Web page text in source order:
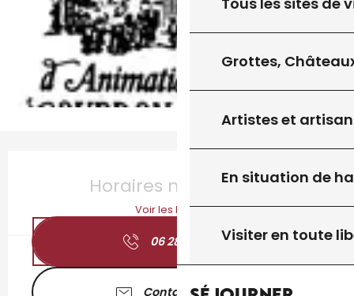
Grottes,
Artistes et
En situation de
Visiter en toute
Horaires non définis
Voir les horaires
06 28 29 90 ▒▒
Contactez-nous